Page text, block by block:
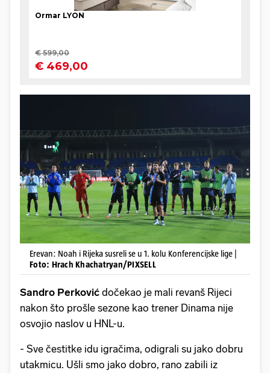
Erevan: Noah i Rijeka susreli se u 1. kolu Konferencijske lige |
Foto: Hrach Khachatryan/PIXSELL
Sandro Perković dočekao je mali revanš Rijeci
nakon što prošle sezone kao trener Dinama nije
osvojio naslov u HNL-u.
- Sve čestitke idu igračima, odigrali su jako dobru
utakmicu. Ušli smo jako dobro, rano zabili iz